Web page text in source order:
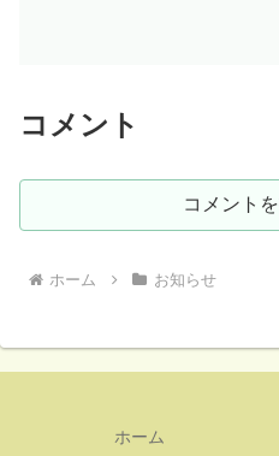
コメント
コメント
ホーム お知らせ
ホーム